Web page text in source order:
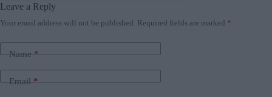
Leave a Reply
Your email address will not be published. Required fields are marked *
Name*
Email*